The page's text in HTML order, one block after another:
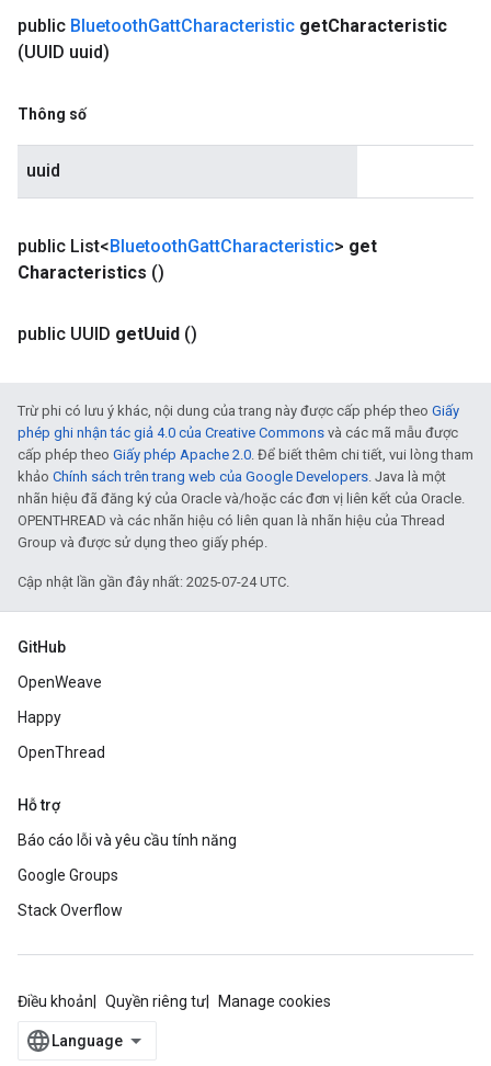
public BluetoothGattCharacteristic getCharacteristic
(UUID uuid)
Thông số
uuid
public List<BluetoothGattCharacteristic> get
Characteristics ()
public UUID getUuid ()
Trừ phi có lưu ý khác, nội dung của trang này được cấp phép theo Giấy
phép ghi nhận tác giả 4.0 của Creative Commons và các mã mẫu được
cấp phép theo Giấy phép Apache 2.0. Để biết thêm chi tiết, vui lòng tham
khảo Chính sách trên trang web của Google Developers. Java là một
nhãn hiệu đã đăng ký của Oracle và/hoặc các đơn vị liên kết của Oracle.
OPENTHREAD và các nhãn hiệu có liên quan là nhãn hiệu của Thread
Group và được sử dụng theo giấy phép.
Cập nhật lần gần đây nhất: 2025-07-24 UTC.
GitHub
OpenWeave
Happy
OpenThread
Hỗ trợ
Báo cáo lỗi và yêu cầu tính năng
Google Groups
Stack Overflow
Điều khoản Quyền riêng tư Manage cookies